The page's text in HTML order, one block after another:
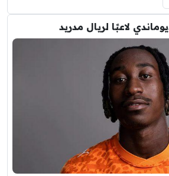
لريال مدريد